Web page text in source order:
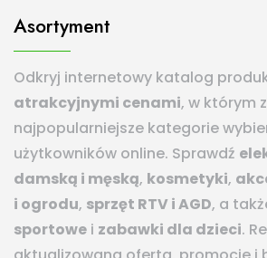
Asortyment
Odkryj internetowy katalog
atrakcyjnymi cenami, w którym
najpopularniejsze kategorie
użytkowników online. Sprawdź
damską i męską, kosmetyki,
i ogrodu, sprzęt RTV i AGD, a
sportowe i zabawki dla dzieci.